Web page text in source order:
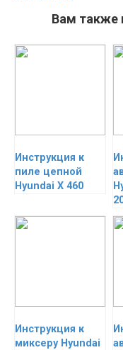
Вам также
Инструкция к
пиле цепной
Hyundai X 460
Инструкция к
миксеру Hyundai